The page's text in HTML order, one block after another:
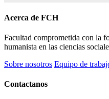
Acerca de FCH
Facultad comprometida con la
humanista en las ciencias
Sobre nosotros Equipo de
Contactanos